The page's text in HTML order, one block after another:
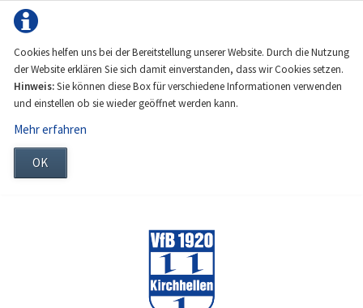
Cookies helfen uns bei der Bereitstellung unserer Website. Durch die Nutzung
der Website erklären Sie sich damit einverstanden, dass wir Cookies setzen.
Hinweis:Sie können diese Box für verschiedene Informationen verwenden
und einstellen ob sie wieder geöffnet werden kann.
Mehr erfahren
OK